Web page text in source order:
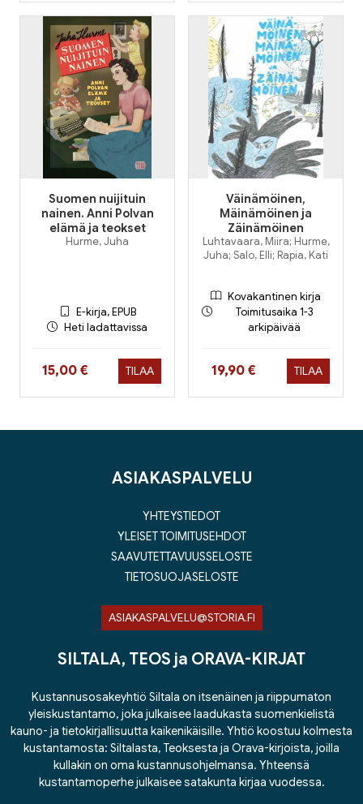
Suomen nuijituin
nainen. Anni Polvan
elämä ja teokset
Hurme, Juha
E-kirja, EPUB
Heti ladattavissa
Hinta nyt
15,00 € TILAA
Väinämöinen,
Mäinämöinen ja
Zäinämöinen
Luhtavaara, Miira; Hurme,
Juha; Salo, Elli; Rapia, Kati
Kovakantinen kirja
Toimitusaika 1-3
arkipäivää
Hinta nyt
19,90 € TILAA
ASIAKASPALVELU
YHTEYSTIEDOT
YLEISET TOIMITUSEHDOT
SAAVUTETTAVUUSSELOSTE
TIETOSUOJASELOSTE
ASIAKASPALVELU@STORIA.FI
SILTALA, TEOS ja ORAVA-KIRJAT
Kustannusosakeyhtiö Siltala on itsenäinen ja riippumaton
yleiskustantamo, joka julkaisee laadukasta suomenkielistä
kauno- ja tietokirjallisuutta kaikenikäisille. Yhtiö koostuu kolmesta
kustantamosta: Siltalasta, Teoksesta ja Orava-kirjoista, joilla
kullakin on oma kustannusohjelmansa. Yhteensä
kustantamoperhe julkaisee satakunta kirjaa vuodessa.